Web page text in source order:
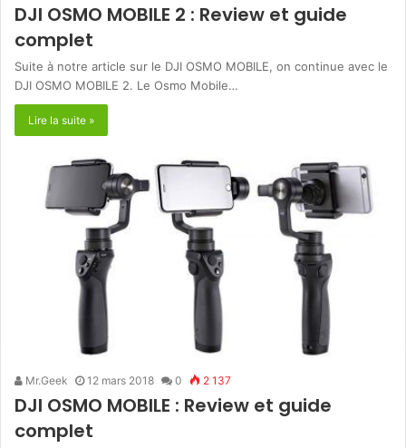
DJI OSMO MOBILE 2 : Review et guide
complet
Suite à notre article sur le DJI OSMO MOBILE, on continue avec le
DJI OSMO MOBILE 2. Le Osmo Mobile…
Lire la suite »
Mr.Geek 12 mars 2018 0 2 137
DJI OSMO MOBILE : Review et guide
complet